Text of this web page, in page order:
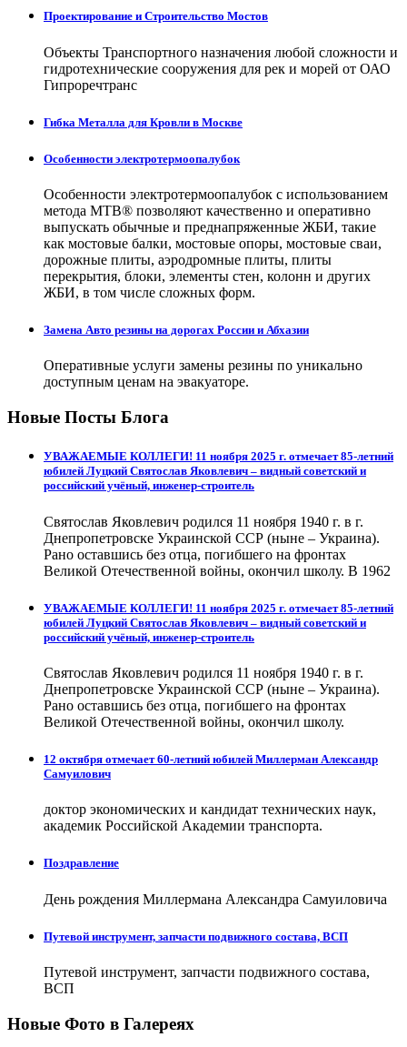
Проектирование и Строительство Мостов
Объекты Транспортного назначения любой сложности и
гидротехнические сооружения для рек и морей от ОАО
Гипроречтранс
Гибка Металла для Кровли в Москве
Особенности электротермоопалубок
Особенности электротермоопалубок с использованием
метода МТВ® позволяют качественно и оперативно
выпускать обычные и преднапряженные ЖБИ, такие
как мостовые балки, мостовые опоры, мостовые сваи,
дорожные плиты, аэродромные плиты, плиты
перекрытия, блоки, элементы стен, колонн и других
ЖБИ, в том числе сложных форм.
Замена Авто резины на дорогах России и Абхазии
Оперативные услуги замены резины по уникально
доступным ценам на эвакуаторе.
Новые Посты Блога
УВАЖАЕМЫЕ КОЛЛЕГИ! 11 ноября 2025 г. отмечает 85-летний
юбилей Луцкий Святослав Яковлевич – видный советский и
российский учёный, инженер-строитель
Святослав Яковлевич родился 11 ноября 1940 г. в г.
Днепропетровске Украинской ССР (ныне – Украина).
Рано оставшись без отца, погибшего на фронтах
Великой Отечественной войны, окончил школу. В 1962
УВАЖАЕМЫЕ КОЛЛЕГИ! 11 ноября 2025 г. отмечает 85-летний
юбилей Луцкий Святослав Яковлевич – видный советский и
российский учёный, инженер-строитель
Святослав Яковлевич родился 11 ноября 1940 г. в г.
Днепропетровске Украинской ССР (ныне – Украина).
Рано оставшись без отца, погибшего на фронтах
Великой Отечественной войны, окончил школу.
12 октября отмечает 60-летний юбилей Миллерман Александр
Самуилович
доктор экономических и кандидат технических наук,
академик Российской Академии транспорта.
Поздравление
День рождения Миллермана Александра Самуиловича
Путевой инструмент, запчасти подвижного состава, ВСП
Путевой инструмент, запчасти подвижного состава,
ВСП
Новые Фото в Галереях